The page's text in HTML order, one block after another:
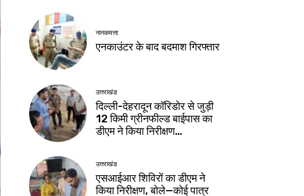
नानकमत्ता
एनकाउंटर के बाद बदमाश गिरफ्तार
उत्तराखंड
दिल्ली-देहरादून कॉरिडोर से जुड़ी
12 किमी ग्रीनफील्ड बाईपास का
डीएम ने किया निरीक्षण…
उत्तराखंड
एसआईआर शिविरों का डीएम ने
किया निरीक्षण, बोले—कोई पात्र